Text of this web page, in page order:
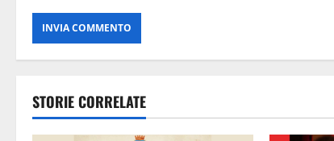
STORIE CORRELATE